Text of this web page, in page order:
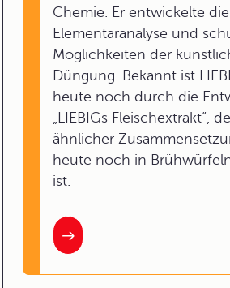
Chemie. Er entwickelte
Elementaranalyse und
Möglichkeiten der
Düngung. Bekannt ist
heute noch durch die
„LIEBIGs Fleischextrakt“,
ähnlicher
heute noch in
ist.